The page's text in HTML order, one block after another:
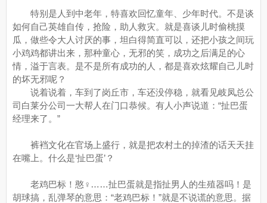
特别是人到中老年，特喜欢回忆童年、少年时代。不是谈
如何自己英雄自传，抢险，助人救灾。就是喜谈儿时偷桃摸
瓜，做些令大人讨厌的事，坦白得简直可以，还把小孩之间玩
小鸡鸡都讲出来，那种童心，无邪的笑，成功之后满足的心
情，溢于言表。是不是所有成功的人，都是喜欢炫耀自己儿时
的坏无邪呢？
说着说着，车到了岗丘市，车还没停稳，就看见岐凤总公
司白莱分公司一大帮人在门口恭候。有人小声说道：“扯巴蛋
经理来了。”
裤裆文化在官场上盛行，就是把农村土的掉渣的话天天挂
在嘴上。什么是‘扯巴蛋’？
老鸡巴标！憨♀……扯巴蛋就是指扯男人的生殖器吗！是
胡球搞，乱弹琴的意思：“老鸡巴标！”就是不说谎的意思。据